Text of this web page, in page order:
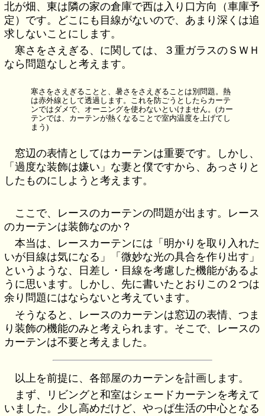
北が畑、東は隣の家の倉庫で西は入り口方向（車庫予
定）です。どこにも目線がないので、あまり深くは追
求しないことにします。
寒さをさえぎる、に関しては、３重ガラスのＳＷＨ
なら問題なしと考えます。
寒さをさえぎることと、暑さをさえぎることは別問題。熱
は赤外線として透過します。これを防ごうとしたらカーテ
ンではダメで、オーニングを使わないといけません。(カー
テンでは、カーテンが熱くなることで室内温度を上げてし
まう)
窓辺の表情としてはカーテンは重要です。しかし、
「過度な装飾は嫌い」な妻と僕ですから、あっさりと
したものにしようと考えます。
ここで、レースのカーテンの問題が出ます。レース
のカーテンは装飾なのか？
本当は、レースカーテンには「明かりを取り入れた
いが目線は気になる」「微妙な光の具合を作り出す」
というような、日差し・目線を考慮した機能があるよ
うに思います。しかし、先に書いたとおりこの２つは
余り問題にはならないと考えています。
そうなると、レースのカーテンは窓辺の表情、つま
り装飾の機能のみと考えられます。そこで、レースの
カーテンは不要と考えました。
以上を前提に、各部屋のカーテンを計画します。
まず、リビングと和室はシェードカーテンを考えて
いました。少し高めだけど、やっぱ生活の中心となる